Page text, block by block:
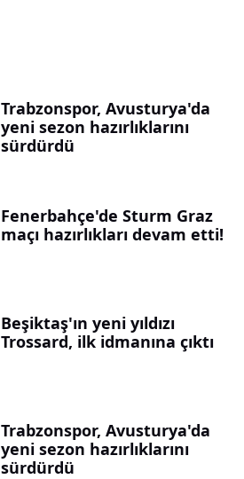
Trabzonspor, Avusturya'da
yeni sezon hazırlıklarını
sürdürdü
Fenerbahçe'de Sturm Graz
maçı hazırlıkları devam etti!
Beşiktaş'ın yeni yıldızı
Trossard, ilk idmanına çıktı
Trabzonspor, Avusturya'da
yeni sezon hazırlıklarını
sürdürdü